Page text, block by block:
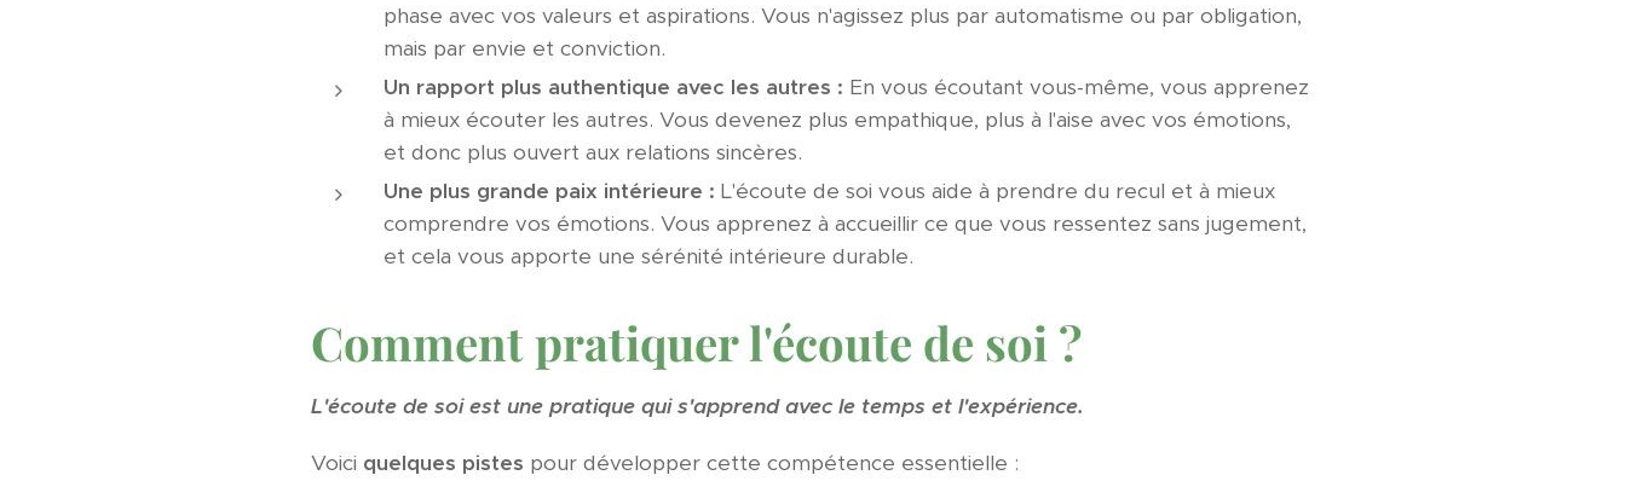
phase avec vos valeurs et aspirations. Vous n'agissez plus par automatisme ou par obligation,
mais par envie et conviction.
Un rapport plus authentique avec les autres : En vous écoutant vous-même, vous apprenez
à mieux écouter les autres. Vous devenez plus empathique, plus à l'aise avec vos émotions,
et donc plus ouvert aux relations sincères.
Une plus grande paix intérieure : L'écoute de soi vous aide à prendre du recul et à mieux
comprendre vos émotions. Vous apprenez à accueillir ce que vous ressentez sans jugement,
et cela vous apporte une sérénité intérieure durable.
Comment pratiquer l'écoute de soi ?
L'écoute de soi est une pratique qui s'apprend avec le temps et l'expérience.
Voici quelques pistes pour développer cette compétence essentielle :